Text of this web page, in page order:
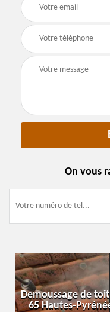
On vous
Demoussage de
65 Hautes-